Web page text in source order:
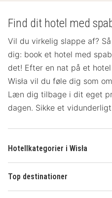
Find dit hotel med
Vil du virkelig slappe af?
dig: book et hotel med
det! Efter en nat på et
Wisła vil du føle dig som
Læn dig tilbage i dit eget
dagen. Sikke et
Hotellkategorier i Wisła
Top destinationer